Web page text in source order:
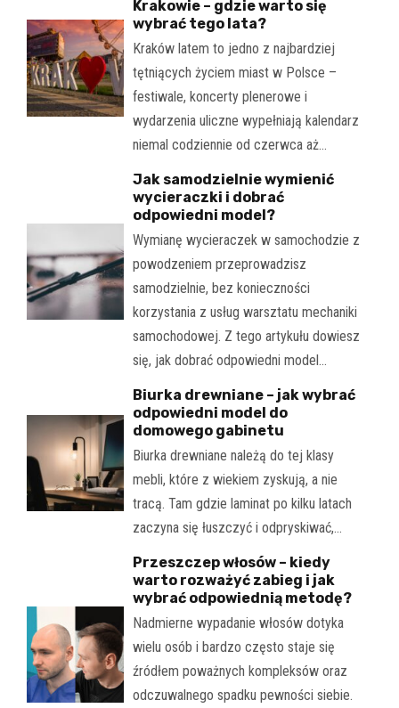
Krakowie – gdzie warto się
wybrać tego lata?
Kraków latem to jedno z najbardziej
tętniących życiem miast w Polsce –
festiwale, koncerty plenerowe i
wydarzenia uliczne wypełniają kalendarz
niemal codziennie od czerwca aż…
Jak samodzielnie wymienić
wycieraczki i dobrać
odpowiedni model?
Wymianę wycieraczek w samochodzie z
powodzeniem przeprowadzisz
samodzielnie, bez konieczności
korzystania z usług warsztatu mechaniki
samochodowej. Z tego artykułu dowiesz
się, jak dobrać odpowiedni model…
Biurka drewniane – jak wybrać
odpowiedni model do
domowego gabinetu
Biurka drewniane należą do tej klasy
mebli, które z wiekiem zyskują, a nie
tracą. Tam gdzie laminat po kilku latach
zaczyna się łuszczyć i odpryskiwać,…
Przeszczep włosów – kiedy
warto rozważyć zabieg i jak
wybrać odpowiednią metodę?
Nadmierne wypadanie włosów dotyka
wielu osób i bardzo często staje się
źródłem poważnych kompleksów oraz
odczuwalnego spadku pewności siebie.